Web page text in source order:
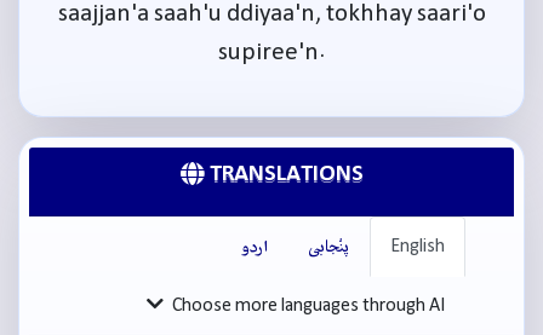
saajjan'a saah'u ddiyaa'n, tokhhay saari'o
supiree'n.
TRANSLATIONS
English پنْجابی اردو
Choose more languages through AI